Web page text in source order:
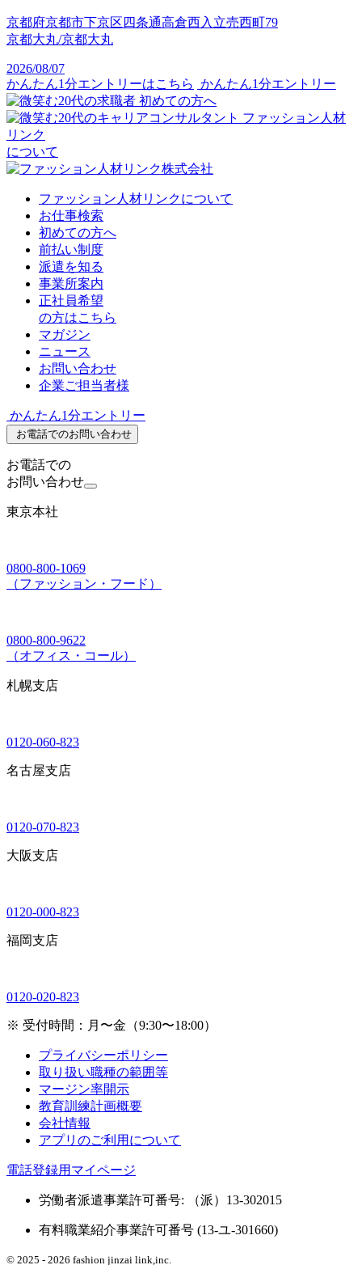
京都府京都市下京区四条通高倉西入立売西町79
京都大丸/京都大丸
2026/08/07
かんたん1分エントリーはこちら かんたん1分エントリー
初めての方へ
ファッション人材
リンク
について
ファッション人材リンクについて
お仕事検索
初めての方へ
前払い制度
派遣を知る
事業所案内
正社員希望
の方はこちら
マガジン
ニュース
お問い合わせ
企業ご担当者様
かんたん1分エントリー
お電話でのお問い合わせ
お電話での
お問い合わせ
東京本社
0800-800-1069
（ファッション・フード）
0800-800-9622
（オフィス・コール）
札幌支店
0120-060-823
名古屋支店
0120-070-823
大阪支店
0120-000-823
福岡支店
0120-020-823
※ 受付時間：月〜金（9:30〜18:00）
プライバシーポリシー
取り扱い職種の範囲等
マージン率開示
教育訓練計画概要
会社情報
アプリのご利用について
電話登録用マイページ
労働者派遣事業許可番号: （派）13-302015
有料職業紹介事業許可番号 (13-ユ-301660)
© 2025 - 2026 fashion jinzai link,inc.